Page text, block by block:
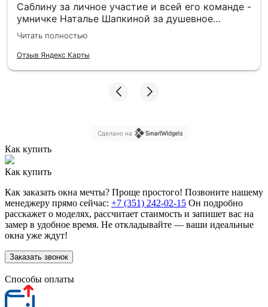
Саблину за личное участие и всей его команде -
умничке Наталье Шапкиной за душевное
взаимодействие по ведению сделки, ребятам-
монтажной бригаде за ответственное
отношение к своему труду. Процветания и всех
устранить течь крыши, отремонтировав
Читать полностью
Отзыв Яндекс Карты
Сделано на
Как купить
Как купить
Как заказать окна мечты? Проще простого! Позвоните нашему
менеджеру прямо сейчас: +7 (351) 242-02-15 Он подробно
расскажет о моделях, рассчитает стаимость и запишет вас на
замер в удобное время. Не откладывайте — ваши идеальные
окна уже ждут!
Заказать звонок
Способы оплаты